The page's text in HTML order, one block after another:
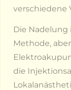
verschiedene
Die
Methode,
die